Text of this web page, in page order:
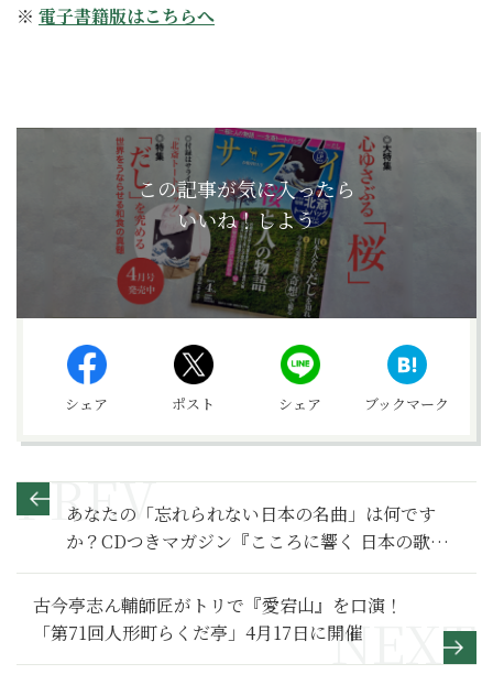
※ 電子書籍版はこちらへ
この記事が気に入ったら
いいね！しよう
シェア ポスト シェア ブックマーク
あなたの「忘れられない日本の名曲」は何です
か？CDつきマガジン『こころに響く 日本の歌』
創刊
古今亭志ん輔師匠がトリで『愛宕山』を口演！
「第71回人形町らくだ亭」4月17日に開催